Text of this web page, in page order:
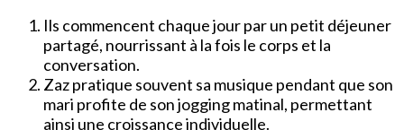
Ils commencent chaque jour par un petit déjeuner
partagé, nourrissant à la fois le corps et la
conversation.
Zaz pratique souvent sa musique pendant que son
mari profite de son jogging matinal, permettant
ainsi une croissance individuelle.